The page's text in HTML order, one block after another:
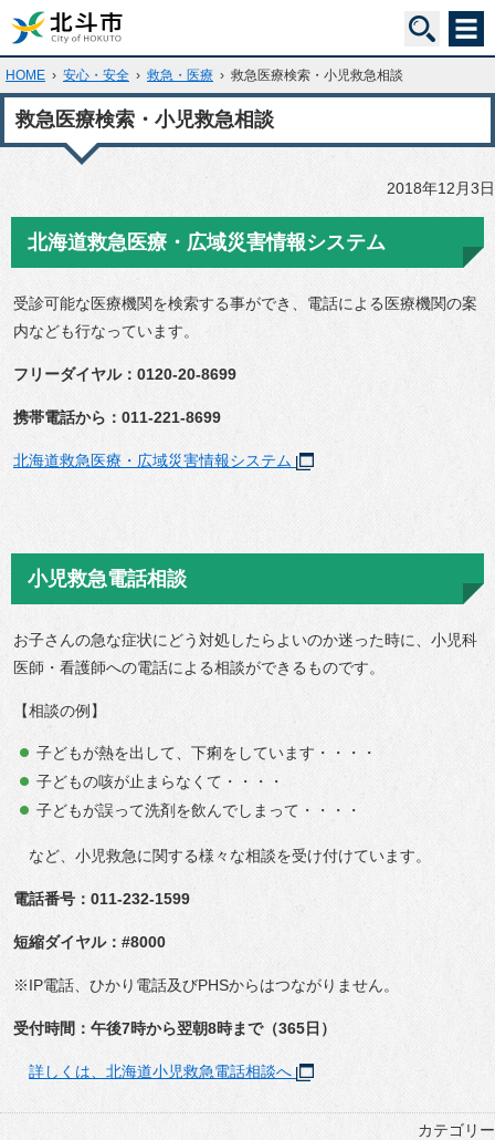
HOME › 安心・安全 › 救急・医療 › 救急医療検索・小児救急相談
救急医療検索・小児救急相談
2018年12月3日
北海道救急医療・広域災害情報システム
受診可能な医療機関を検索する事ができ、電話による医療機関の案
内なども行なっています。
フリーダイヤル：0120-20-8699
携帯電話から：011-221-8699
北海道救急医療・広域災害情報システム
小児救急電話相談
お子さんの急な症状にどう対処したらよいのか迷った時に、小児科
医師・看護師への電話による相談ができるものです。
【相談の例】
子どもが熱を出して、下痢をしています・・・・
子どもの咳が止まらなくて・・・・
子どもが誤って洗剤を飲んでしまって・・・・
など、小児救急に関する様々な相談を受け付けています。
電話番号：011-232-1599
短縮ダイヤル：#8000
※IP電話、ひかり電話及びPHSからはつながりません。
受付時間：午後7時から翌朝8時まで（365日）
詳しくは、北海道小児救急電話相談へ
カテゴリー